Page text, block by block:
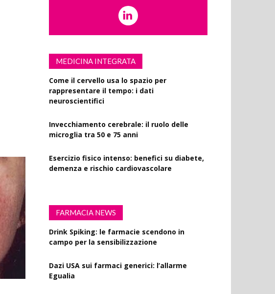
MEDICINA INTEGRATA
Come il cervello usa lo spazio per
rappresentare il tempo: i dati
neuroscientifici
Invecchiamento cerebrale: il ruolo delle
microglia tra 50 e 75 anni
Esercizio fisico intenso: benefici su diabete,
demenza e rischio cardiovascolare
FARMACIA NEWS
Drink Spiking: le farmacie scendono in
campo per la sensibilizzazione
Dazi USA sui farmaci generici: l’allarme
Egualia